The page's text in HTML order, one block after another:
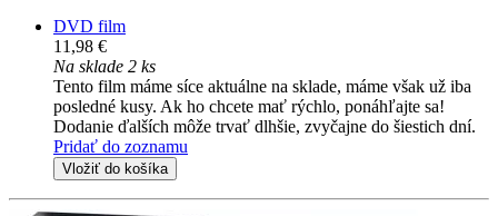
DVD film
11,98 €
Na sklade 2 ks
Tento film máme síce aktuálne na sklade, máme však už iba
posledné kusy. Ak ho chcete mať rýchlo, ponáhľajte sa!
Dodanie ďalších môže trvať dlhšie, zvyčajne do šiestich dní.
Pridať do zoznamu
Vložiť do košíka